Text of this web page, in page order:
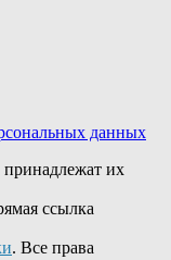
данных
принадлежат их
ссылка
. Все права